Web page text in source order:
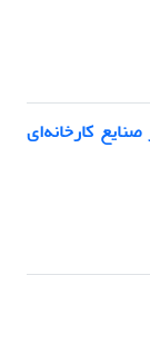
کارخانه‌ای